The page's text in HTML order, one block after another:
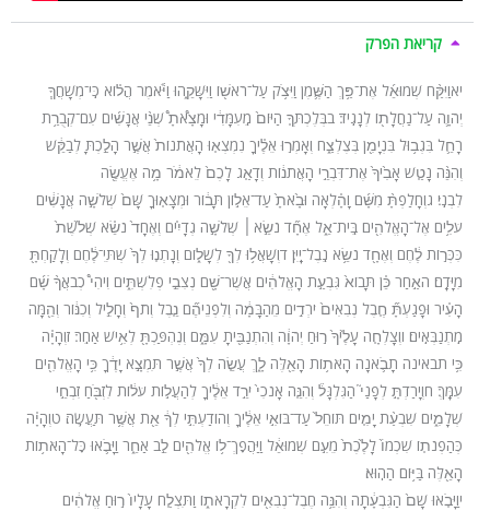
קריאת הפרק
יאוַיִּקַּ֨ח שְׁמוּאֵ֜ל אֶת־פַּ֥ךְ הַשֶּׁ֛מֶן וַיִּצֹ֥ק עַל־רֹאשׁ֖וֹ וַיִּשָּׁקֵ֑הוּ וַיֹּ֕אמֶר הֲל֗וֹא כִּֽי־מְשָׁחֲךָ֧
יְהֹוָ֛ה עַל־נַחֲלָת֖וֹ לְנָגִֽיד׃ בבְּלֶכְתְּךָ֤ הַיּוֹם֙ מֵֽעִמָּדִ֔י וּמָצָ֩אתָ֩ שְׁנֵ֨י אֲנָשִׁ֜ים עִם־קְבֻרַ֥ת
רָחֵ֛ל בִּגְב֥וּל בִּנְיָמִ֖ן בְּצֶלְצַ֑ח וְאָמְר֣וּ אֵלֶ֗יךָ נִמְצְא֤וּ הָאֲתֹנוֹת֙ אֲשֶׁ֣ר הָלַ֣כְתָּ לְבַקֵּ֔שׁ
וְהִנֵּ֨ה נָטַ֤שׁ אָבִ֙יךָ֙ אֶת־דִּבְרֵ֣י הָאֲתֹנ֔וֹת וְדָאַ֤ג לָכֶם֙ לֵאמֹ֔ר מָ֥ה אֶעֱשֶׂ֖ה
לִבְנִֽי׃ גוְחָלַפְתָּ֨ מִשָּׁ֜ם וָהָ֗לְאָה וּבָ֙אתָ֙ עַד־אֵל֣וֹן תָּב֔וֹר וּמְצָא֤וּךָ שָּׁם֙ שְׁלֹשָׁ֣ה אֲנָשִׁ֔ים
עֹלִ֥ים אֶל־הָאֱלֹהִ֖ים בֵּֽית־אֵ֑ל אֶחָ֞ד נֹשֵׂ֣א
שְׁלֹשָׁ֣ה גְדָיִ֗ים וְאֶחָד֙ נֹשֵׂ֗א שְׁלֹ֙שֶׁת֙
כִּכְּר֣וֹת לֶ֔חֶם וְאֶחָ֖ד נֹשֵׂ֥א נֵֽבֶל־יָֽיִן׃ דוְשָׁאֲל֥וּ לְךָ֖ לְשָׁל֑וֹם וְנָתְנ֤וּ לְךָ֙ שְׁתֵּי־לֶ֔חֶם וְלָקַחְתָּ֖
מִיָּדָֽם׃ האַ֣חַר כֵּ֗ן תָּבוֹא֙ גִּבְעַ֣ת הָאֱלֹהִ֔ים אֲשֶׁר־שָׁ֖ם נְצִבֵ֣י פְלִשְׁתִּ֑ים וִיהִי֩ כְבֹאֲךָ֨ שָׁ֜ם
הָעִ֗יר וּפָגַעְתָּ֞ חֶ֤בֶל נְבִאִים֙ יֹרְדִ֣ים מֵהַבָּמָ֔ה וְלִפְנֵיהֶ֞ם נֵ֤בֶל וְתֹף֙ וְחָלִ֣יל וְכִנּ֔וֹר וְהֵ֖מָּה
מִֽתְנַבְּאִֽים׃ ווְצָלְחָ֤ה עָלֶ֙יךָ֙ ר֣וּחַ יְהֹוָ֔ה וְהִתְנַבִּ֖יתָ עִמָּ֑ם וְנֶהְפַּכְתָּ֖ לְאִ֥ישׁ אַחֵֽר׃ זוְהָיָ֗ה
כִּ֥י תבאינה תָבֹ֛אנָה הָאֹת֥וֹת הָאֵ֖לֶּה לָ֑ךְ עֲשֵׂ֤ה לְךָ֙ אֲשֶׁ֣ר תִּמְצָ֣א יָדֶ֔ךָ כִּ֥י הָאֱלֹהִ֖ים
עִמָּֽךְ׃ חוְיָרַדְתָּ֣ לְפָנַי֮ הַגִּלְגָּל֒ וְהִנֵּ֤ה אָנֹכִי֙ יֹרֵ֣ד אֵלֶ֔יךָ לְהַעֲל֣וֹת עֹל֔וֹת לִזְבֹּ֖חַ זִבְחֵ֣י
שְׁלָמִ֑ים שִׁבְעַ֨ת יָמִ֤ים תּוֹחֵל֙ עַד־בּוֹאִ֣י אֵלֶ֔יךָ וְהוֹדַעְתִּ֣י לְךָ֔ אֵ֖ת אֲשֶׁ֥ר תַּעֲשֶֽׂה׃ טוְהָיָ֗ה
כְּהַפְנֹת֤וֹ שִׁכְמוֹ֙ לָלֶ֙כֶת֙ מֵעִ֣ם שְׁמוּאֵ֔ל וַיַּהֲפׇךְ־ל֥וֹ אֱלֹהִ֖ים לֵ֣ב אַחֵ֑ר וַיָּבֹ֛אוּ כׇּל־הָאֹת֥וֹת
הָאֵ֖לֶּה בַּיּ֥וֹם הַהֽוּא׃
יוַיָּבֹ֤אוּ שָׁם֙ הַגִּבְעָ֔תָה וְהִנֵּ֥ה חֶבֶל־נְבִאִ֖ים לִקְרָאת֑וֹ וַתִּצְלַ֤ח עָלָיו֙ ר֣וּחַ אֱלֹהִ֔ים